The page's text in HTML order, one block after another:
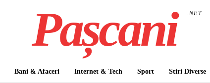
Pașcani .NET
Bani & Afaceri Internet & Tech Sport Stiri Diverse